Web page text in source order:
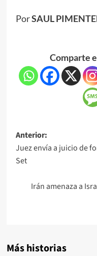
PorSAUL
Comparte
Anterior:
Juez envía a juicio de
Set
Irán amenaza a
Más historias